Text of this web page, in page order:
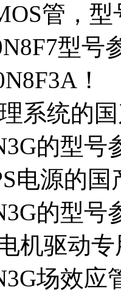
管，
型
！
系统的
的型号
电源的
的型号
机驱动
场效应